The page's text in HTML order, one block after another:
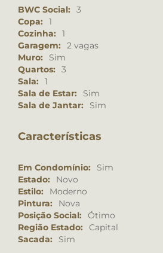
BWC Social:
3
Copa:
1
Cozinha:
1
Garagem:
2 vagas
Muro:
Sim
Quartos:
3
Sala:
1
Sala de Estar:
Sim
Sala de Jantar:
Sim
Características
Em Condomínio:
Sim
Estado:
Novo
Estilo:
Moderno
Pintura:
Nova
Posição Social:
Ótimo
Região Estado:
Capital
Sacada:
Sim